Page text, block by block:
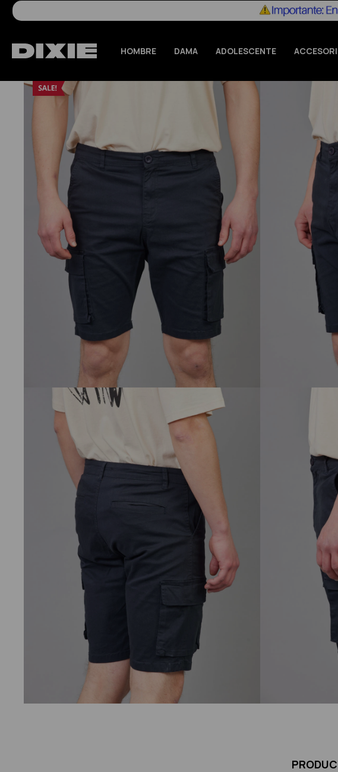
HOMBRE DAMA ADOLESCENTE